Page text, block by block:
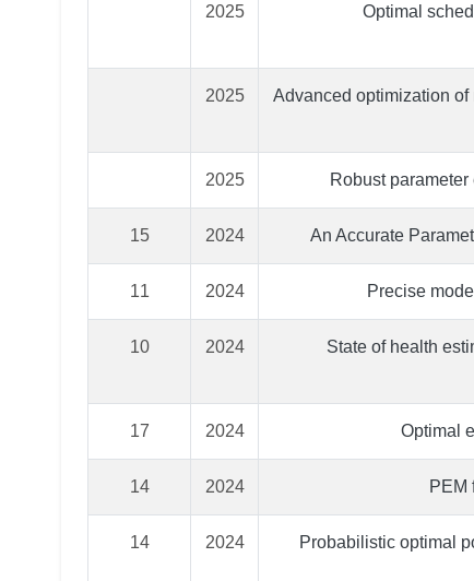
Optimal
2025
Advanced optimization
2025
Robust
2025
An Accurate
2024
15
Precise
2024
11
State of health
2024
10
Optimal
2024
17
PEM
2024
14
Probabilistic optimal
2024
14